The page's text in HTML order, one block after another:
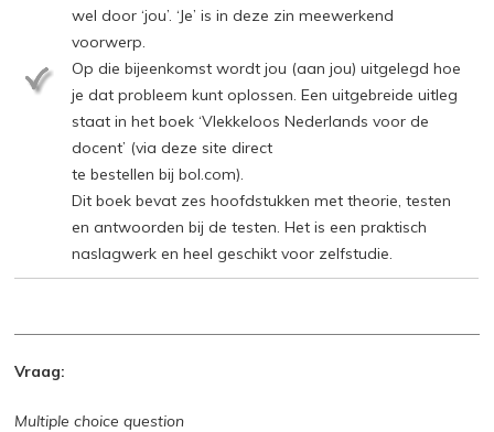
wel door ‘jou’. ‘Je’ is in deze zin meewerkend
voorwerp.
Op die bijeenkomst wordt jou (aan jou) uitgelegd hoe
je dat probleem kunt oplossen. Een uitgebreide uitleg
staat in het boek ‘Vlekkeloos Nederlands voor de
docent’ (via deze site direct
te bestellen bij bol.com).
Dit boek bevat zes hoofdstukken met theorie, testen
en antwoorden bij de testen. Het is een praktisch
naslagwerk en heel geschikt voor zelfstudie.
Vraag:
Multiple choice question